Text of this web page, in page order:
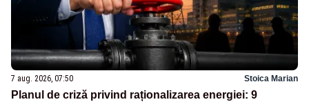
7 aug. 2026, 07:50 Stoica Marian
Planul de criză privind raționalizarea energiei: 9